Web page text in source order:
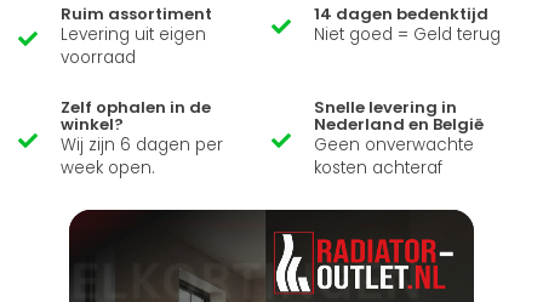
Ruim assortiment
Levering uit eigen
voorraad
14 dagen bedenktijd
Niet goed = Geld terug
Zelf ophalen in de
winkel?
Wij zijn 6 dagen per
week open.
Snelle levering in
Nederland en België
Geen onverwachte
kosten achteraf